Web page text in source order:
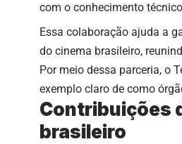
com o conhecimento
Essa colaboração ajuda a
do cinema brasileiro,
Por meio dessa parceria, o
exemplo claro de como
Contribuições
brasileiro